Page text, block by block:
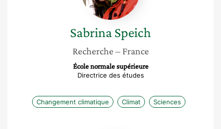
SabrinaSpeich
Recherche – France
École normale supérieure
Directrice des études
Changement climatique Climat Sciences